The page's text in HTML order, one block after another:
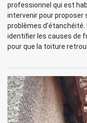
professionnel qui est
intervenir pour proposer
problèmes
identifier les causes de
pour que la toiture